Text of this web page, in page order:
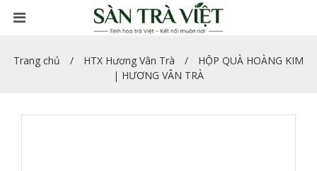
Trang chủ HTX Hương Vân Trà
HỘP QUÀ HOÀNG KIM
| HƯƠNG VÂN TRÀ